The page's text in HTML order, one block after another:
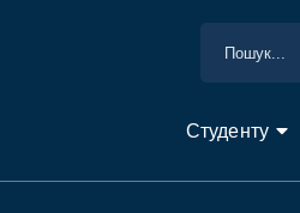
Студенту